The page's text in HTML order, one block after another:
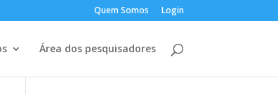
Quem Somos Login
Área dos pesquisadores